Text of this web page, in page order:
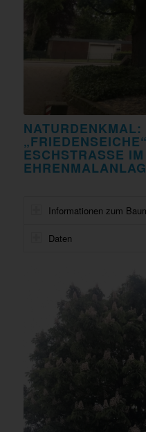
NATURDENKMAL:
ESCHSTRASSE IM
Informationen zum
Daten